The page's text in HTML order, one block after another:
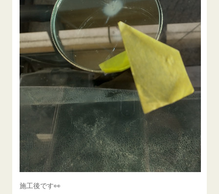
施工後です👀